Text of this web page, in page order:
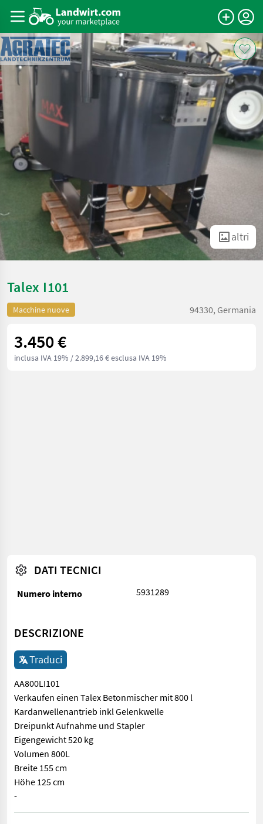
altri
Talex I101
Macchine nuove 94330, Germania
3.450 €
inclusa IVA 19% / 2.899,16 € esclusa IVA 19%
DATI TECNICI
Numero interno 5931289
DESCRIZIONE
Traduci
AA800LI101
Verkaufen einen Talex Betonmischer mit 800 l
Kardanwellenantrieb inkl Gelenkwelle
Dreipunkt Aufnahme und Stapler
Eigengewicht 520 kg
Volumen 800L
Breite 155 cm
Höhe 125 cm
-
AA800LI101 Verkaufen einen Talex Betonmischer mit 800 l